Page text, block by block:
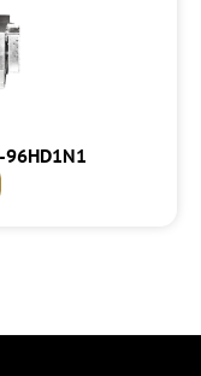
96HD1N1